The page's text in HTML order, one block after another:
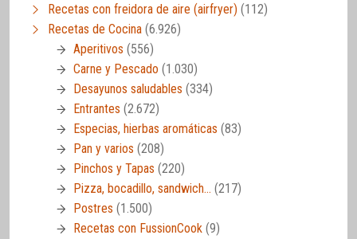
Recetas con freidora de aire (airfryer) (112)
Recetas de Cocina (6.926)
Aperitivos (556)
Carne y Pescado (1.030)
Desayunos saludables (334)
Entrantes (2.672)
Especias, hierbas aromáticas (83)
Pan y varios (208)
Pinchos y Tapas (220)
Pizza, bocadillo, sandwich… (217)
Postres (1.500)
Recetas con FussionCook (9)